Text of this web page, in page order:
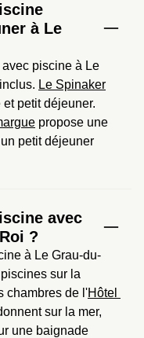
à Le
piscine à Le
Le Spinaker
petit déjeuner.
propose une
petit déjeuner
avec
?
à Le Grau-du-
sur la
chambres de l'Hôtel
sur la mer,
une baignade